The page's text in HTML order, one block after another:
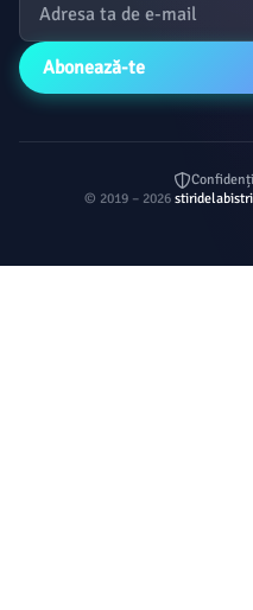
Abonează-te
© 2019 – 2026